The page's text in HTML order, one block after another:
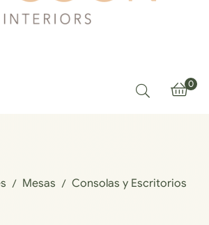
0
Mesas Consolas y Escritorios